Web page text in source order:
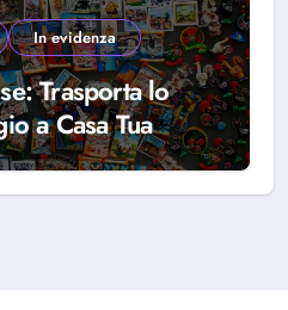
In evidenza
Trasporta lo
a Casa Tua